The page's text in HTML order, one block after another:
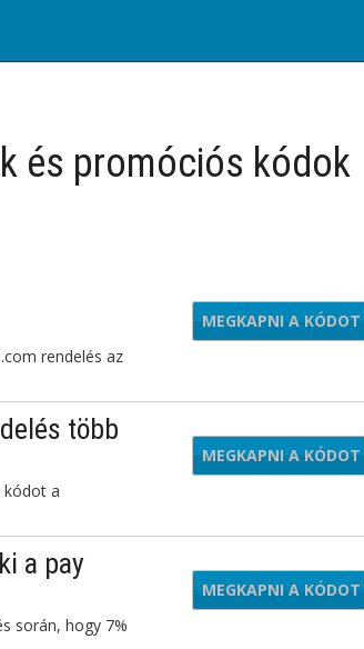
és promóciós kódok
rendelés az
uchoose
MEGKAPNI A KÓDOT
több
kódot a
CR23AUG
MEGKAPNI A KÓDOT
a pay
során, hogy 7%
TL23AUG
MEGKAPNI A KÓDOT